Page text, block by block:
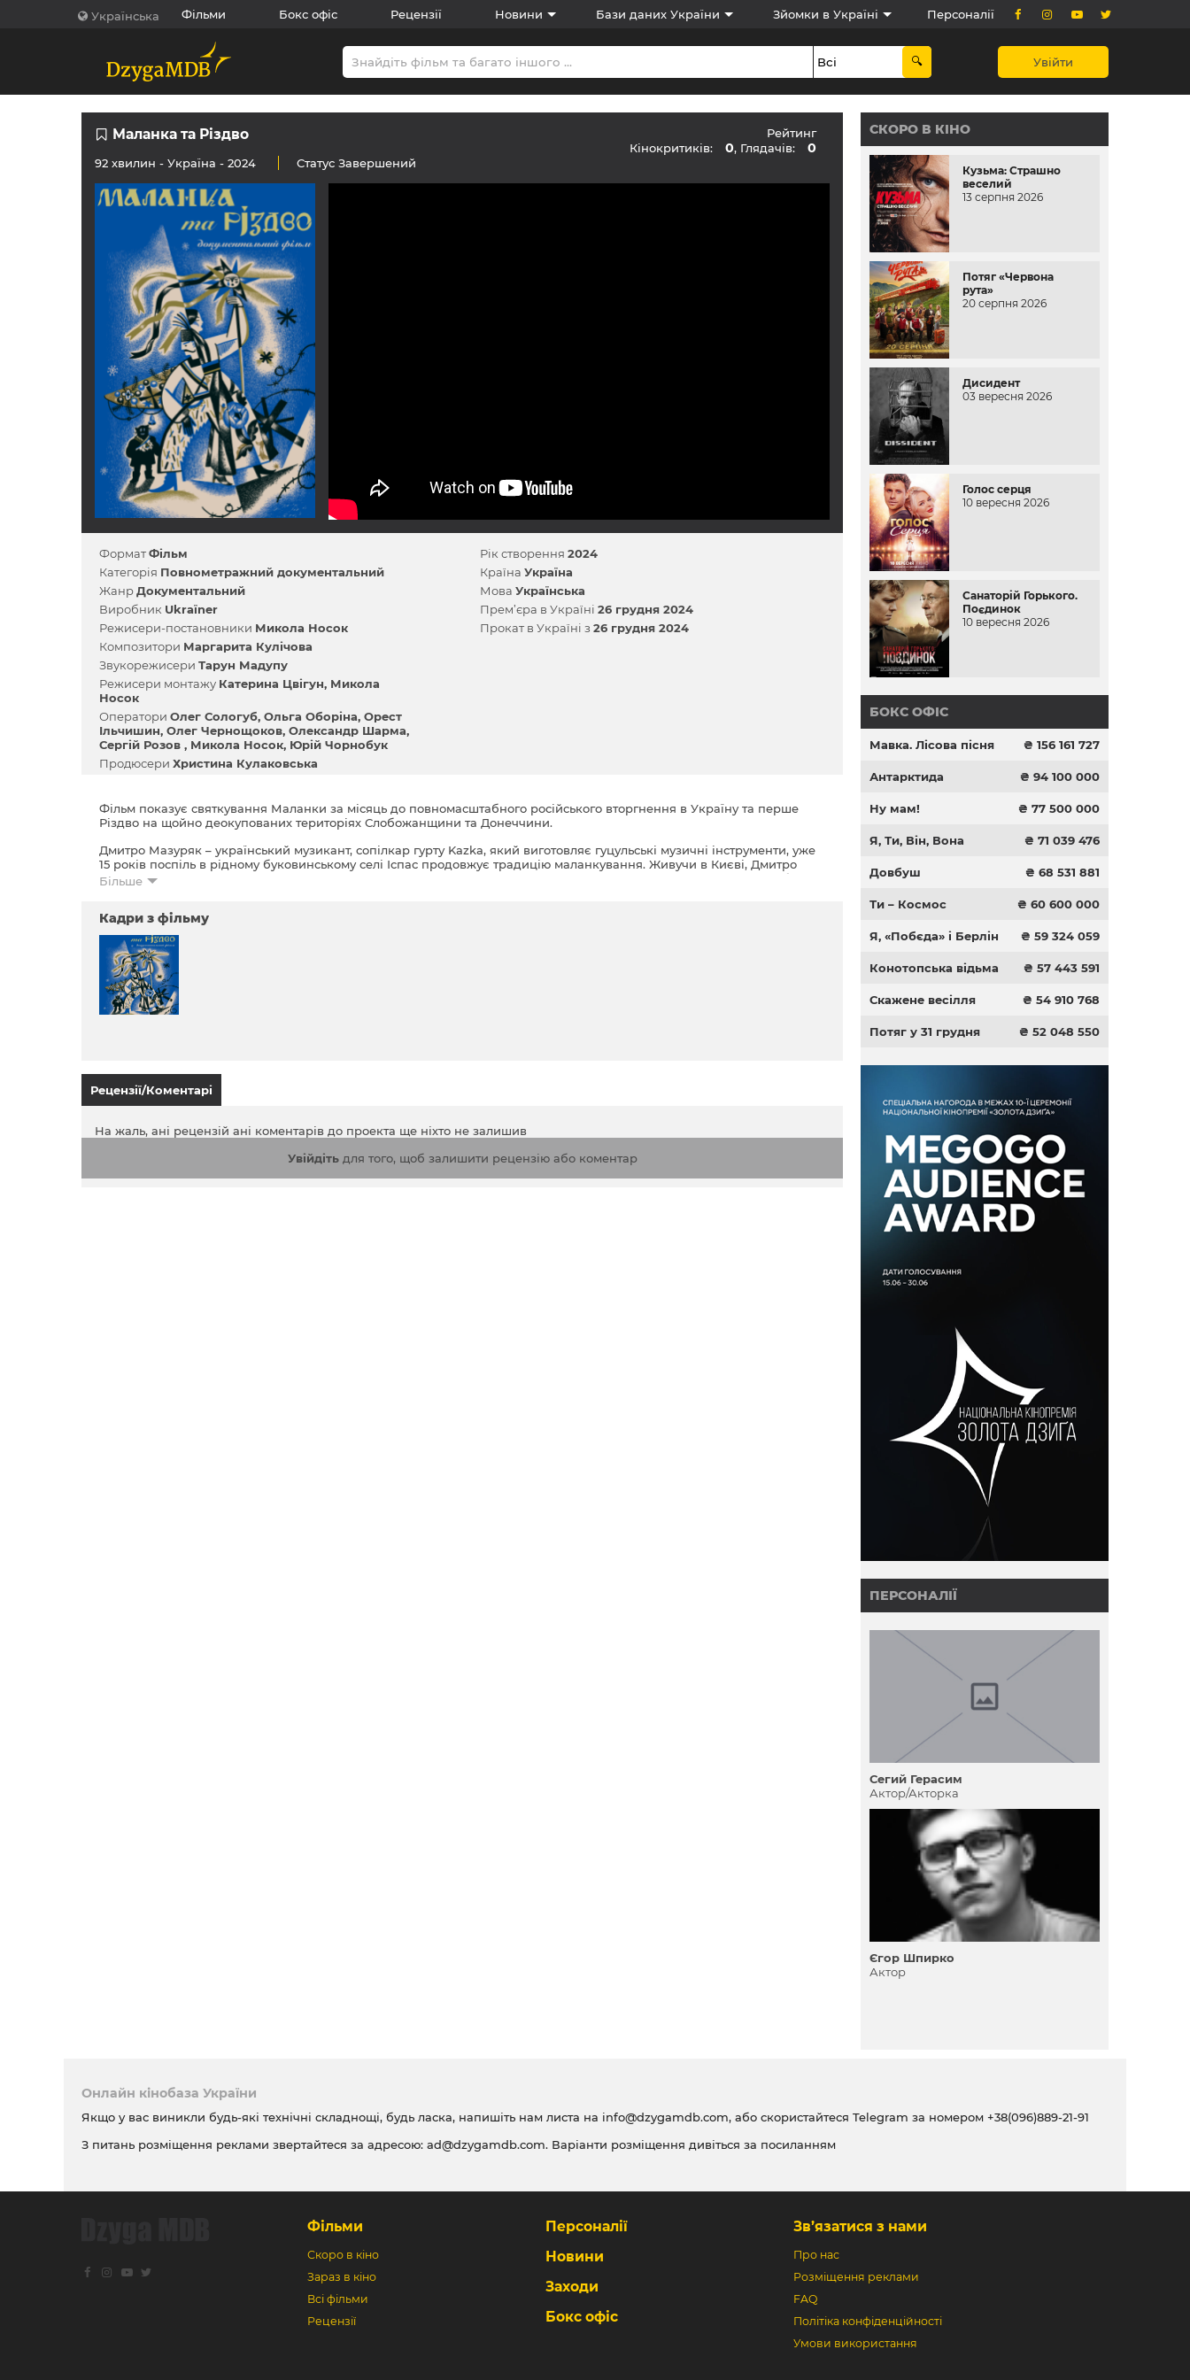
Українська Фільми Бокс офіс Рецензії Новини Бази даних України Зйомки в Україні Персоналії
Увійти
Маланка та Різдво
92 хвилин - Україна - 2024 Статус Завершений
Рейтинг
Кінокритиків:
0, Глядачів: 0
ФорматФільм
Категорія Повнометражний документальний
ЖанрДокументальний
Виробник Ukraїner
Режисери-постановники Микола Носок
Композитори Маргарита Кулічова
Звукорежисери Тарун Мадупу
Режисери монтажу Катерина Цвігун Микола
Носок
Оператори Олег Сологуб Ольга Оборіна Орест
Ільчишин Олег Чернощоков Олександр Шарма
Сергій Розов
Микола Носок Юрій Чорнобук
Продюсери Христина Кулаковська
Рік створення 2024
Країна Україна
Мова Українська
Прем’єра в Україні 26 грудня 2024
Прокат в Україні з 26 грудня 2024
Фільм показує святкування Маланки за місяць до повномасштабного російського вторгнення в Україну та перше
Різдво на щойно деокупованих територіях Слобожанщини та Донеччини.
Дмитро Мазуряк – український музикант, сопілкар гурту Kazka, який виготовляє гуцульські музичні інструменти, уже
15 років поспіль в рідному буковинському селі Іспас продовжує традицію маланкування. Живучи в Києві, Дмитро
щороку повертається до рідного краю і влаштовує там свято Маланки. За місяць розпочинається повномасштабне
сходу та повернути на деокуповані території стародавні українські традиції, молодь з усієї України об'єдналась та
поїхала туди вертепувати.
Більше
Кадри з фільму
Рецензії/Коментарі
На жаль, ані рецензій ані коментарів до проекта ще ніхто не залишив
Увійдітьдля того, щоб залишити рецензію або коментар
СКОРО В КІНО
Кузьма: Страшно
веселий
13 серпня 2026
Потяг «Червона
рута»
20 серпня 2026
Дисидент
03 вересня 2026
Голос серця
10 вересня 2026
Санаторій Горького.
Поєдинок
10 вересня 2026
БОКС ОФІС
Мавка. Лісова пісня ₴ 156 161 727
Антарктида ₴ 94 100 000
Ну мам! ₴ 77 500 000
Я, Ти, Він, Вона ₴ 71 039 476
Довбуш ₴ 68 531 881
Ти – Космос ₴ 60 600 000
Я, «Побєда» і Берлін ₴ 59 324 059
Конотопська відьма ₴ 57 443 591
Скажене весілля ₴ 54 910 768
Потяг у 31 грудня ₴ 52 048 550
ПЕРСОНАЛІЇ
Сегий Герасим
Актор/Акторка
Єгор Шпирко
Актор
Онлайн кінобаза України
Якщо у вас виникли будь-які технічні складнощі, будь ласка, напишіть нам листа на info@dzygamdb.com, або скористайтеся Telegram за номером +38(096)889-21-91
З питань розміщення реклами звертайтеся за адресою: ad@dzygamdb.com. Варіанти розміщення дивіться за посиланням
Фільми
Скоро в кіно
Зараз в кіно
Всі фільми
Рецензії
Персоналії
Новини
Заходи
Бокс офіс
Зв’язатися з нами
Про нас
Розміщення реклами
FAQ
Політіка конфіденційності
Умови використання